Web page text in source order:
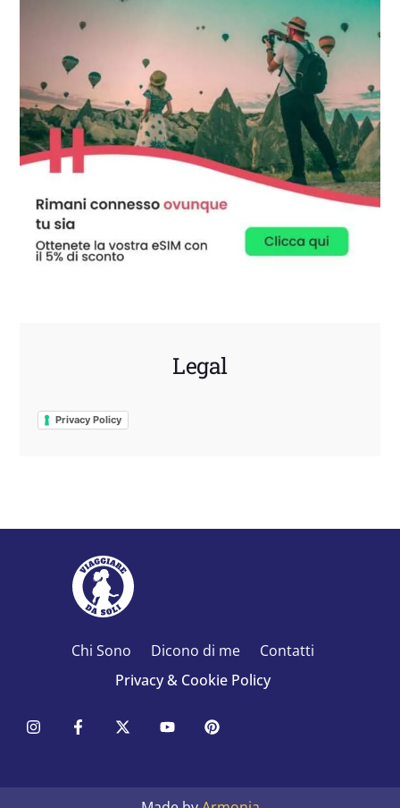
Legal
Privacy Policy
Chi Sono Dicono di me
Contatti
Privacy & Cookie Policy